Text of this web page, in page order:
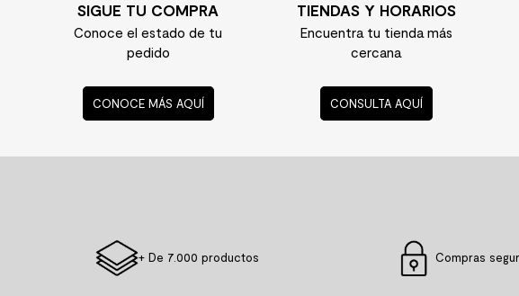
SIGUE TU COMPRA
Conoce el estado de tu
pedido
CONOCE MÁS AQUÍ
TIENDAS Y HORARIOS
Encuentra tu tienda más
cercana
CONSULTA AQUÍ
+ De 7.000 productos Compras